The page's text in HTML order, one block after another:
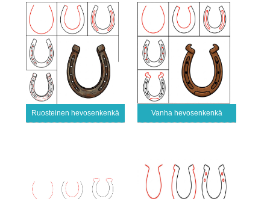
Ruosteinen hevosenkenkä Vanha hevosenkenkä